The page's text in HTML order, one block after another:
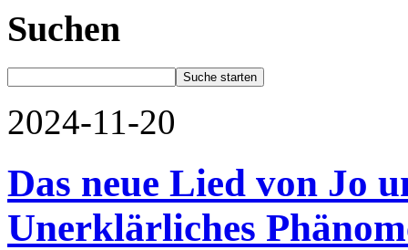
Suchen
2024-11-20
Das neue Lied von Jo
Unerklärliches